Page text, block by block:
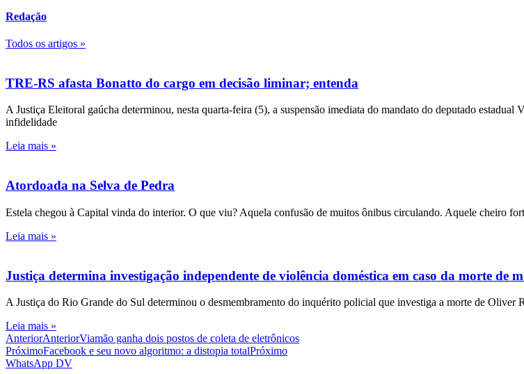
Redação
Todos os artigos »
TRE-RS afasta Bonatto do cargo em decisão liminar; entenda
A Justiça Eleitoral gaúcha determinou, nesta quarta-feira (5), a suspensão imediata do mandato do deputado
infidelidade
Leia mais »
Atordoada na Selva de Pedra
Estela chegou à Capital vinda do interior. O que viu? Aquela confusão de muitos ônibus circulando. Aquele cheiro
Leia mais »
Justiça determina investigação independente de violência doméstica em caso da morte de
A Justiça do Rio Grande do Sul determinou o desmembramento do inquérito policial que investiga a morte de Oliver
Leia mais »
AnteriorAnteriorViamão ganha dois postos de coleta de eletrônicos
PróximoFacebook e seu novo algoritmo: a distopia totalPróximo
WhatsApp DV